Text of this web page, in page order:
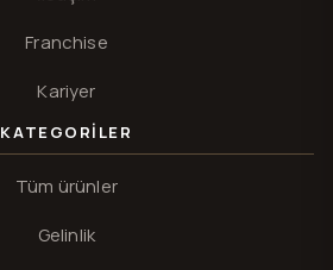
Franchise
Kariyer
KATEGORILER
Tüm ürünler
Gelinlik